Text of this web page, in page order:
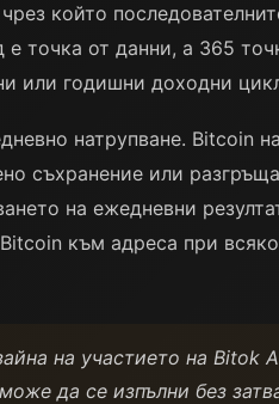
който
точка от данни, а 365
или годишни доходни
натрупване. Bitcoin
съхранение или
на ежедневни
към адреса при
на участието на Bitok
да се изпълни без